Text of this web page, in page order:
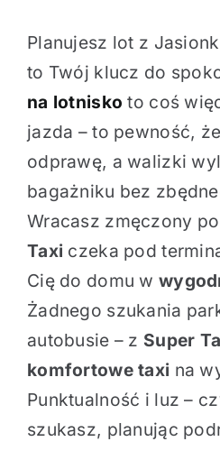
Planujesz lot z
to Twój klucz do
na lotnisko to coś
jazda – to pewność,
odprawę, a walizki
bagażniku bez
Wracasz zmęczony
Taxi czeka pod
Cię do domu w
Żadnego szukania
autobusie – z Super
komfortowe taxi na
Punktualność i luz –
szukasz, planując